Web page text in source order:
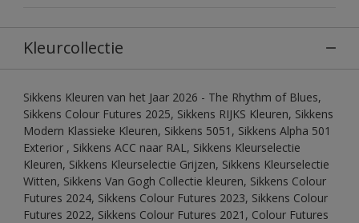
Kleurcollectie
Sikkens Kleuren van het Jaar 2026 - The Rhythm of Blues,
Sikkens Colour Futures 2025, Sikkens RIJKS Kleuren, Sikkens
Modern Klassieke Kleuren, Sikkens 5051, Sikkens Alpha 501
Exterior , Sikkens ACC naar RAL, Sikkens Kleurselectie
Kleuren, Sikkens Kleurselectie Grijzen, Sikkens Kleurselectie
Witten, Sikkens Van Gogh Collectie kleuren, Sikkens Colour
Futures 2024, Sikkens Colour Futures 2023, Sikkens Colour
Futures 2022, Sikkens Colour Futures 2021, Colour Futures